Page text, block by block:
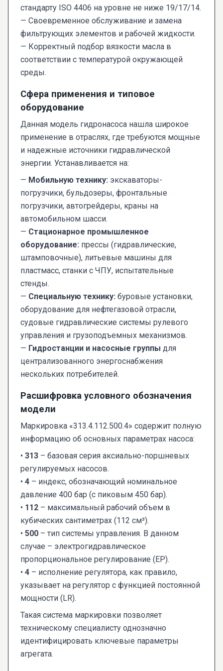
стандарту ISO 4406 на уровне не ниже 19/17/14.
— Своевременное обслуживание и замена
фильтрующих элементов и рабочей жидкости.
— Корректный подбор вязкости масла в
соответствии с температурой окружающей
среды.
Сфера применения и типовое
оборудование
Данная модель гидронасоса нашла широкое
применение в отраслях, где требуются мощные
и надежные источники гидравлической
энергии. Устанавливается на:
— Мобильную технику: экскаваторы-
погрузчики, бульдозеры, фронтальные
погрузчики, автогрейдеры, краны на
автомобильном шасси.
— Стационарное промышленное
оборудование: прессы (гидравлические,
штамповочные), литьевые машины для
пластмасс, станки с ЧПУ, испытательные
стенды.
— Специальную технику: буровые установки,
оборудование для нефтегазовой отрасли,
судовые гидравлические системы рулевого
управления и грузоподъемных механизмов.
— Гидростанции и насосные группы для
централизованного энергоснабжения
нескольких потребителей.
Расшифровка условного обозначения
модели
Маркировка «313.4.112.500.4» содержит полную
информацию об основных параметрах насоса:
• 313 – базовая серия аксиально-поршневых
регулируемых насосов.
• 4 – индекс, обозначающий номинальное
давление 400 бар (с пиковым 450 бар).
• 112 – максимальный рабочий объем в
кубических сантиметрах (112 см³).
• 500 – тип системы управления. В данном
случае – электрогидравлическое
пропорциональное регулирование (EP).
• 4 – исполнение регулятора, как правило,
указывает на регулятор с функцией постоянной
мощности (LR).
Такая система маркировки позволяет
техническому специалисту однозначно
идентифицировать ключевые параметры
агрегата.